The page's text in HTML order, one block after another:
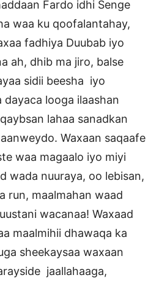
Fardo idhi Senge
waa ku qoofalantahay,
fadhiya Duubab iyo
ah, dhib ma jiro, balse
sidii beesha iyo
looga ilaashan
lahaa sanadkan
Waxaan saqaafe
waa magaalo iyo miyi
wada nuuraya, oo lebisan,
run, maalmahan waad
wacanaa! Waxaad
maalmihii dhawaqa ka
sheekaysaa waxaan
jaallahaaga,